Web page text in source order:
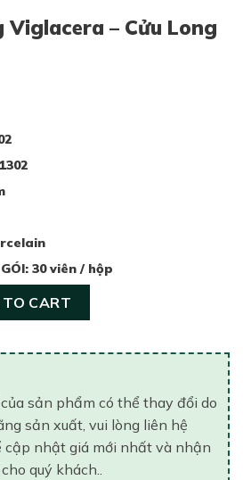
– Cửu Long
30 viên / hộp
CART
sản phẩm có thể thay đổi do
sản xuất, vui lòng liên hệ
cập nhật giá mới nhất và nhận
quý khách..